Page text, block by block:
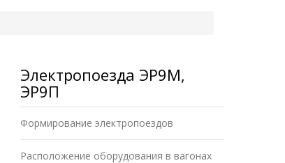
Электропоезда ЭР9М,
ЭР9П
Формирование электропоездов
Расположение оборудования в вагонах